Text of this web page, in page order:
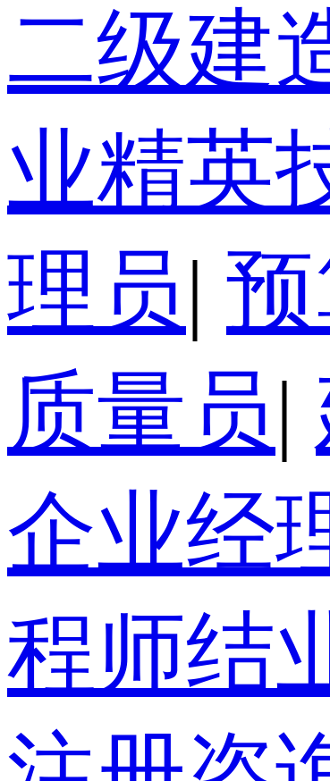
二级建
业精英
理员|
质量员|
企业经
程师结